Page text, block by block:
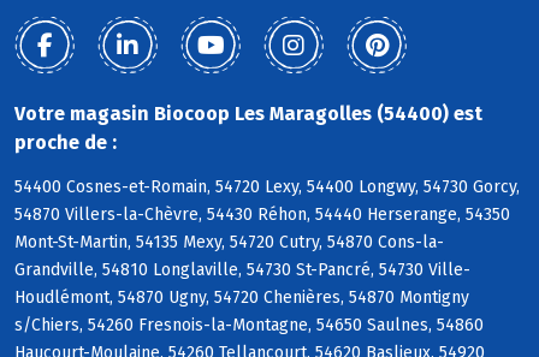
Votre magasin Biocoop Les Maragolles (54400) est
proche de :
54400 Cosnes-et-Romain, 54720 Lexy, 54400 Longwy, 54730 Gorcy,
54870 Villers-la-Chèvre, 54430 Réhon, 54440 Herserange, 54350
Mont-St-Martin, 54135 Mexy, 54720 Cutry, 54870 Cons-la-
Grandville, 54810 Longlaville, 54730 St-Pancré, 54730 Ville-
Houdlémont, 54870 Ugny, 54720 Chenières, 54870 Montigny
s/Chiers, 54260 Fresnois-la-Montagne, 54650 Saulnes, 54860